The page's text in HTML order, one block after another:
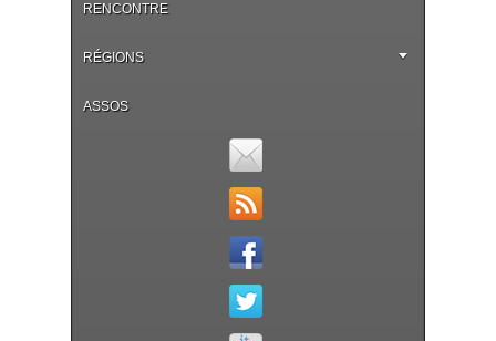
RENCONTRE
RÉGIONS
ASSOS